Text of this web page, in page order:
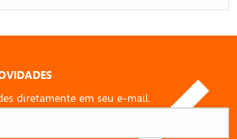
diretamente em seu e-mail.